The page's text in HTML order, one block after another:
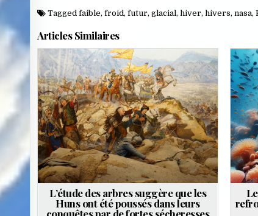
Taggedfaible,froid,futur,glacial,hiver,hivers,nasa,
Articles Similaires
Posted
in
L’étude des arbres suggère que les
Huns ont été poussés dans leurs